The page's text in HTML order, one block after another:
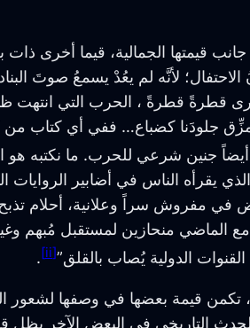
قيمتها الجمالية، قيما أخرى ذات
لأنَّه لم يعُدْ يسمعُ صوتَ
قطرةً قطرةً ، الحرب التي انتهت
جلودَنا كضباع… ففي أي كتاب
أيضاً جنين شرعي للحرب. ما نكتبه
الناس في أضابير الروايات
مفروش سراً وعلانية، أحلام
منحازين لمستقبل مُبهم
الدولية يُصاب بالقلق”[ii]
.
قيمة بعضها في وصفها لشعور
التاريخي في البعض الآخر يظل